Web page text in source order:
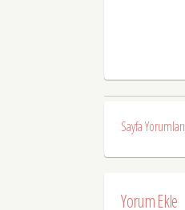
Sayfa Yorumları
Yorum Ekle